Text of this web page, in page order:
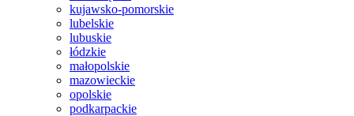
kujawsko-pomorskie
lubelskie
lubuskie
łódzkie
małopolskie
mazowieckie
opolskie
podkarpackie